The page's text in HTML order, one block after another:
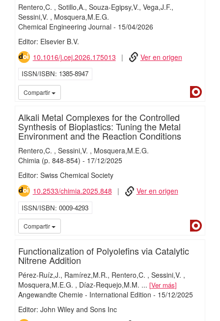
Rentero,C. Sotillo,A. Souza-Egipsy,V. Vega,J.F.
Sessini,V.
Mosquera,M.E.G.
Chemical Engineering Journal - 15/04/2026
Editor: Elsevier B.V.
10.1016/j.cej.2026.175013
Ver en origen
ISSN/ISBN 1385-8947
Compartir
Alkali Metal Complexes for the Controlled
Synthesis of Bioplastics: Tuning the Metal
Environment and the Reaction Conditions
Rentero,C. Sessini,V.
Mosquera,M.E.G.
Chimia (p. 848-854) - 17/12/2025
Editor: Swiss Chemical Society
10.2533/chimia.2025.848
Ver en origen
ISSN/ISBN 0009-4293
Compartir
Functionalization of Polyolefins via Catalytic
Nitrene Addition
Pérez-Ruíz,J. Ramírez,M.R. Rentero,C.
Sessini,V.
Mosquera,M.E.G.
Díaz-Requejo,M.M. ... Ver más
Angewandte Chemie - International Edition - 15/12/2025
Editor: John Wiley and Sons Inc